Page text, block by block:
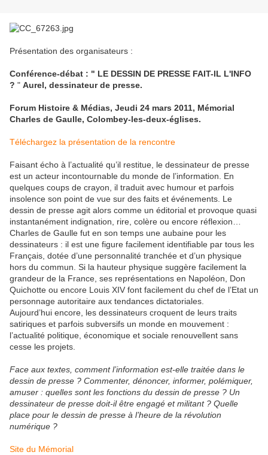
Présentation des organisateurs :
Conférence-débat : " LE DESSIN DE PRESSE FAIT-IL L'INFO
? " Aurel, dessinateur de presse.
Forum Histoire & Médias, Jeudi 24 mars 2011, Mémorial
Charles de Gaulle, Colombey-les-deux-églises.
Téléchargez la présentation de la rencontre
Faisant écho à l’actualité qu’il restitue, le dessinateur de presse
est un acteur incontournable du monde de l’information. En
quelques coups de crayon, il traduit avec humour et parfois
insolence son point de vue sur des faits et événements. Le
dessin de presse agit alors comme un éditorial et provoque quasi
instantanément indignation, rire, colère ou encore réflexion…
Charles de Gaulle fut en son temps une aubaine pour les
dessinateurs : il est une figure facilement identifiable par tous les
Français, dotée d’une personnalité tranchée et d’un physique
hors du commun. Si la hauteur physique suggère facilement la
grandeur de la France, ses représentations en Napoléon, Don
Quichotte ou encore Louis XIV font facilement du chef de l’Etat un
personnage autoritaire aux tendances dictatoriales.
Aujourd’hui encore, les dessinateurs croquent de leurs traits
satiriques et parfois subversifs un monde en mouvement :
l’actualité politique, économique et sociale renouvellent sans
cesse les projets.
Face aux textes, comment l’information est-elle traitée dans le
dessin de presse ? Commenter, dénoncer, informer, polémiquer,
amuser : quelles sont les fonctions du dessin de presse ? Un
dessinateur de presse doit-il être engagé et militant ? Quelle
place pour le dessin de presse à l’heure de la révolution
numérique ?
Site du Mémorial